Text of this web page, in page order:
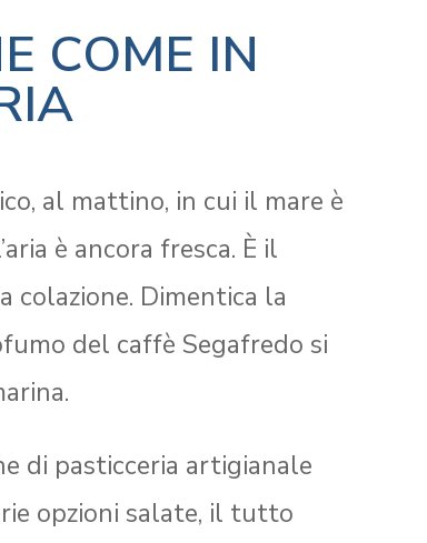
COME IN
al mattino, in cui il mare è
è ancora fresca. È il
colazione. Dimentica la
del caffè Segafredo si
di pasticceria artigianale
opzioni salate, il tutto